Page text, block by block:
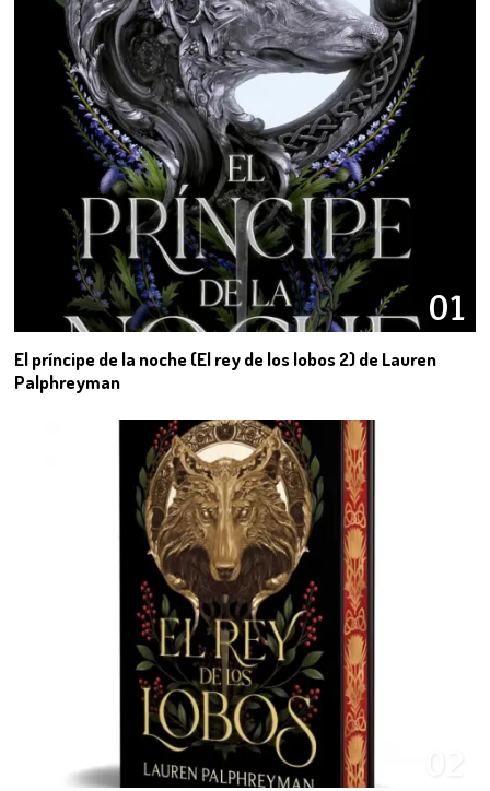
01
El príncipe de la noche (El rey de los lobos 2) de Lauren
Palphreyman